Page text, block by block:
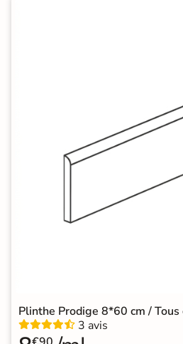
* Seuls les frais
et remboursés
intégralement
votre future
gratuits
Plinthe Prodige 8*60 cm / Tous
3 avis